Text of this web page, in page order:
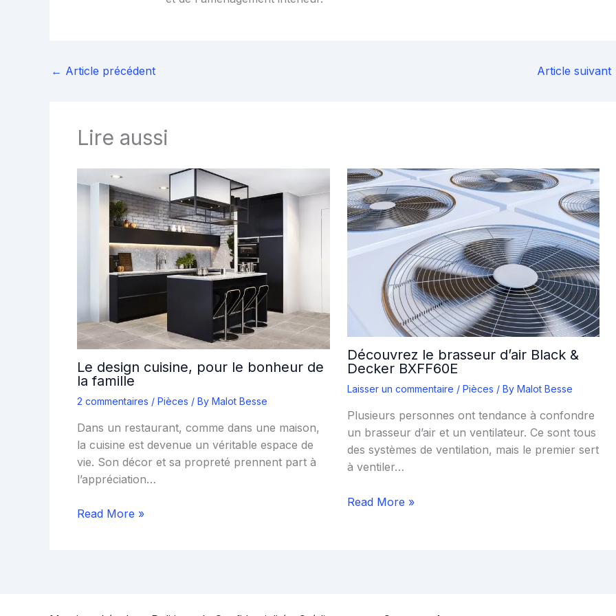
← Article précédent Article suivant
Lire aussi
Le design cuisine, pour le bonheur de
la famille
2 commentaires / Pièces / By Malot Besse
Dans un restaurant, comme dans une maison,
la cuisine est devenue un véritable espace de
vie. Son décor et sa propreté prennent part à
l’appréciation…
Read More »
Découvrez le brasseur d’air Black &
Decker BXFF60E
Laisser un commentaire / Pièces / By Malot Besse
Plusieurs personnes ont tendance à confondre
un brasseur d’air et un ventilateur. Ce sont tous
des systèmes de ventilation, mais le premier sert
à ventiler…
Read More »